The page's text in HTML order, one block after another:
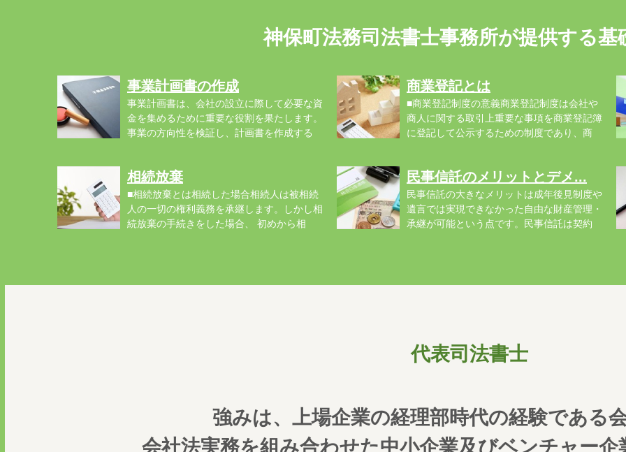
神保町法務司法書士事務所が提供する基
事業計画書の作成
事業計画書は、会社の設立に際して必要な資
金を集めるために重要な役割を果たします。
事業の方向性を検証し、計画書を作成する
商業登記とは
■商業登記制度の意義商業登記制度は会社や
商人に関する取引上重要な事項を商業登記簿
に登記して公示するための制度であり、商
相続放棄
■相続放棄とは相続した場合相続人は被相続
人の一切の権利義務を承継します。しかし相
続放棄の手続きをした場合、 初めから相
民事信託のメリットとデメ...
民事信託の大きなメリットは成年後見制度や
遺言では実現できなかった自由な財産管理・
承継が可能という点です。民事信託は契約
代表司法書士
強みは、上場企業の経理部時代の経験である会
会社法実務を組み合わせた中小企業及びベンチャー企